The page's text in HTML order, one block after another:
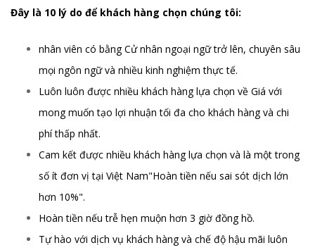
Đây là 10 lý do để khách hàng chọn chúng tôi:
nhân viên có bằng Cử nhân ngoại ngữ trở lên, chuyên sâu
mọi ngôn ngữ và nhiều kinh nghiệm thực tế.
Luôn luôn được nhiều khách hàng lựa chọn về Giá với
mong muốn tạo lợi nhuận tối đa cho khách hàng và chi
phí thấp nhất.
Cam kết được nhiều khách hàng lựa chọn và là một trong
số ít đơn vị tại Việt Nam"Hoàn tiền nếu sai sót dịch lớn
hơn 10%".
Hoàn tiền nếu trễ hẹn muộn hơn 3 giờ đồng hồ.
Tự hào với dịch vụ khách hàng và chế độ hậu mãi luôn